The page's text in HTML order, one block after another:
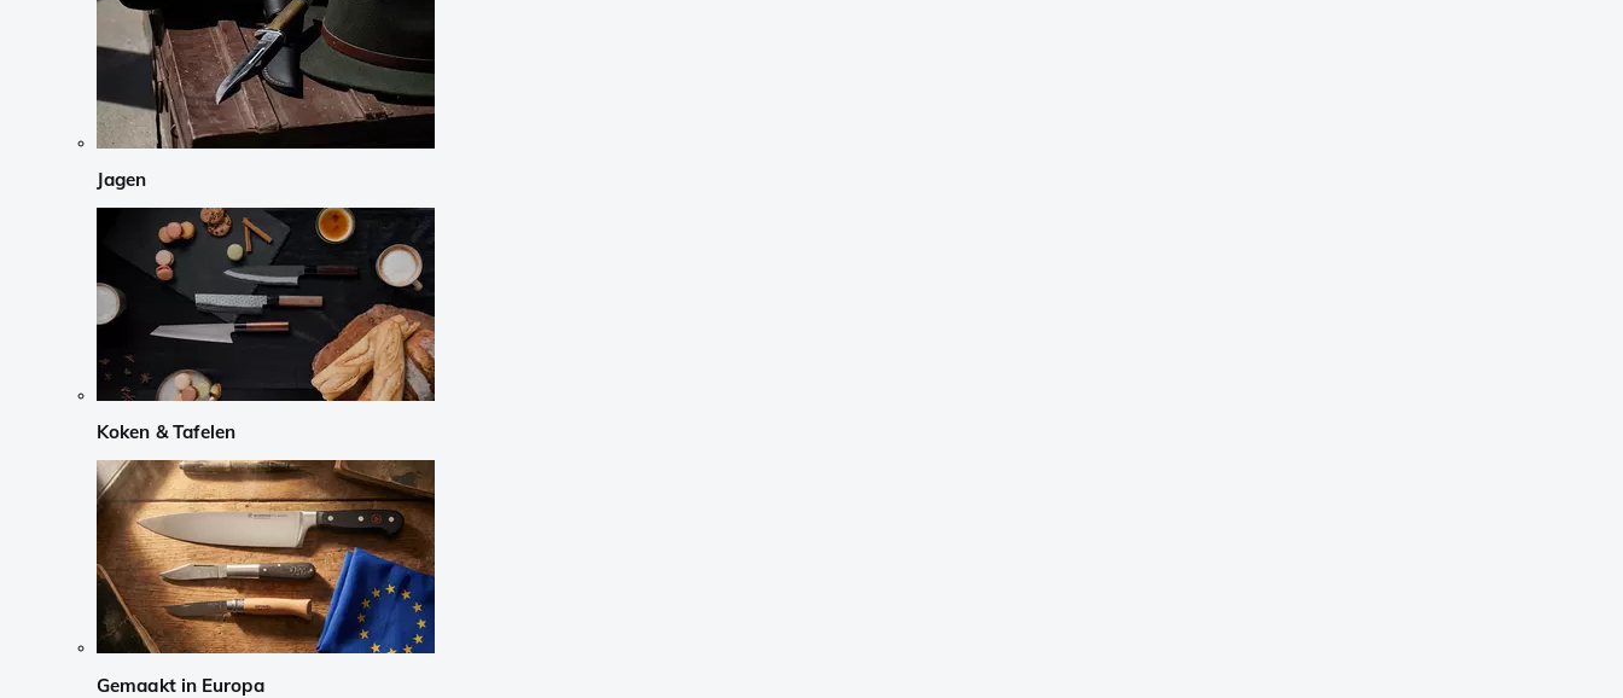
Jagen
Koken & Tafelen
Gemaakt in Europa